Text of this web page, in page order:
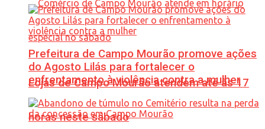
Lojas de Campo Mourão atendem até às 17
horas neste sábado
Prefeitura de Campo Mourão promove ações
do Agosto Lilás para fortalecer o
enfrentamento à violência contra a mulher